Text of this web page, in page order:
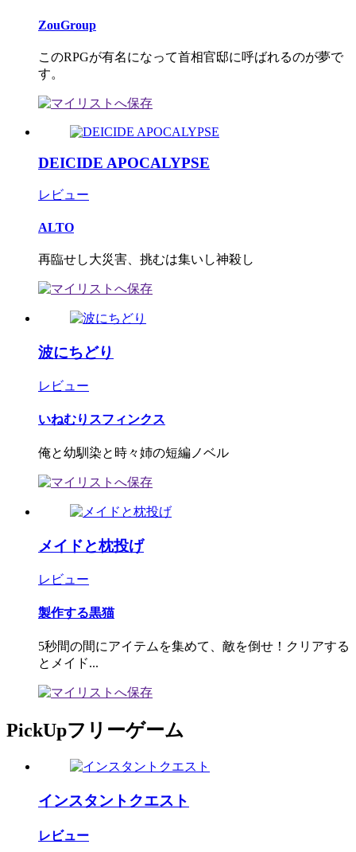
ZouGroup
このRPGが有名になって首相官邸に呼ばれるのが夢で
す。
DEICIDE APOCALYPSE
レビュー
ALTO
再臨せし大災害、挑むは集いし神殺し
波にちどり
レビュー
いねむりスフィンクス
俺と幼馴染と時々姉の短編ノベル
メイドと枕投げ
レビュー
製作する黒猫
5秒間の間にアイテムを集めて、敵を倒せ！クリアする
とメイド...
PickUpフリーゲーム
インスタントクエスト
レビュー